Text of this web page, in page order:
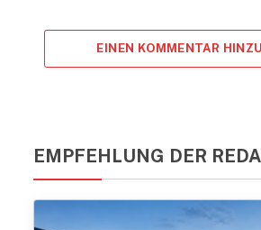
EINEN KOMMENTAR
EMPFEHLUNG DER